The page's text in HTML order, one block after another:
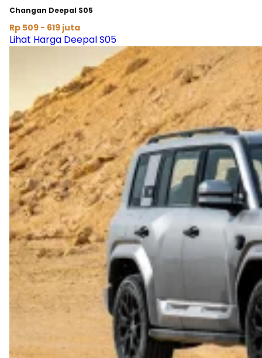
Changan Deepal S05
Rp 509 - 619 juta
Lihat Harga Deepal S05